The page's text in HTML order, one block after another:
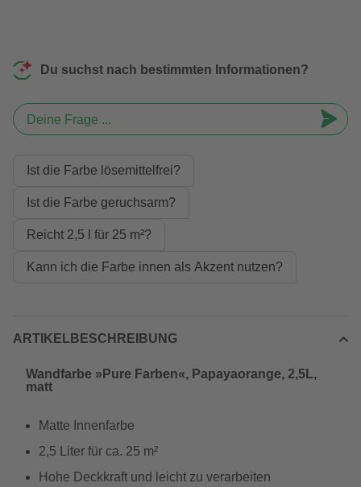
Du suchst nach bestimmten Informationen?
Deine Frage ...
Ist die Farbe lösemittelfrei?
Ist die Farbe geruchsarm?
Reicht 2,5 l für 25 m²?
Kann ich die Farbe innen als Akzent nutzen?
ARTIKELBESCHREIBUNG
Wandfarbe »Pure Farben«, Papayaorange, 2,5L,
matt
Matte Innenfarbe
2,5 Liter für ca. 25 m²
Hohe Deckkraft und leicht zu verarbeiten